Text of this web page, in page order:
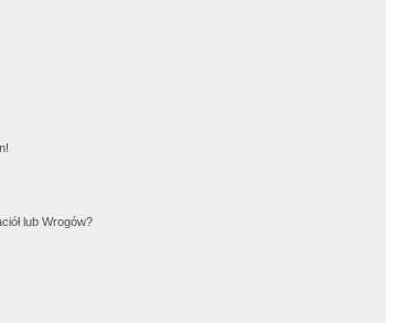
lub Wrogów?